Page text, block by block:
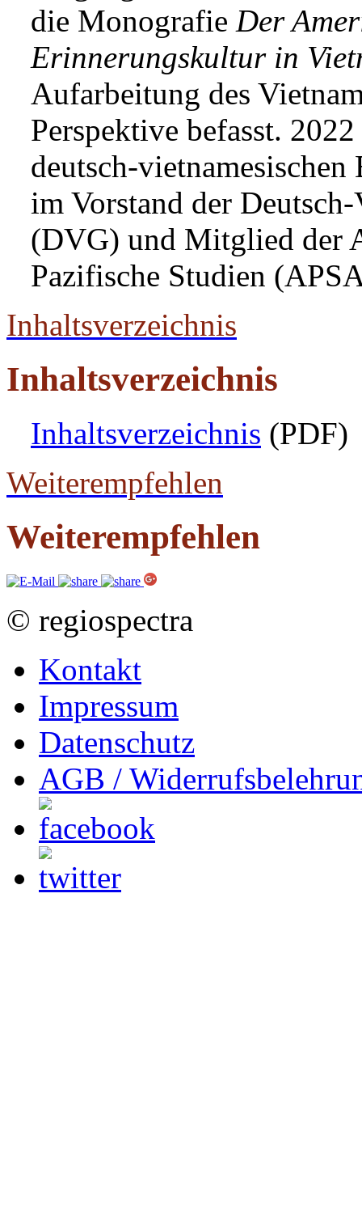
die Monografie Der
Erinnerungskultur in
Aufarbeitung des
Perspektive befasst.
deutsch-
im Vorstand der
(DVG) und Mitglied der
Pazifische Studien
Inhaltsverzeichnis
Inhaltsverzeichnis
Inhaltsverzeichnis (PDF)
Weiterempfehlen
Weiterempfehlen
© regiospectra
Kontakt
Impressum
Datenschutz
AGB /